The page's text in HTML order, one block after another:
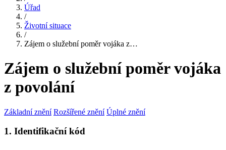
Úřad
/
Životní situace
/
Zájem o služební poměr vojáka z…
Zájem o služební poměr vojáka
z povolání
Základní znění Rozšířené znění Úplné znění
1. Identifikační kód